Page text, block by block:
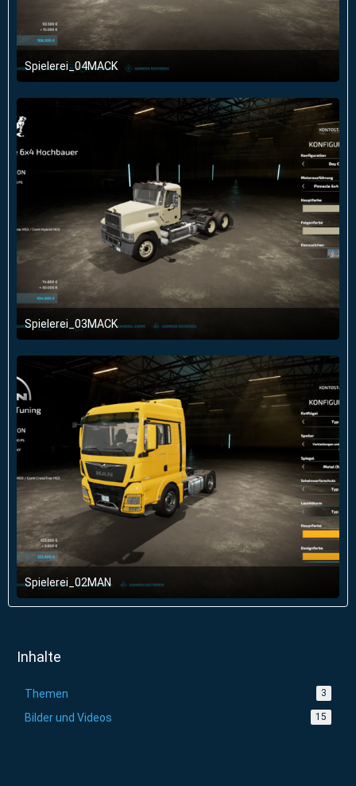
Spielerei_04MACK
29. Januar 2022 um 12:52
Spielerei_03MACK
29. Januar 2022 um 12:51
Spielerei_02MAN
29. Januar 2022 um 12:50
Inhalte
Themen 3
Bilder und Videos 15